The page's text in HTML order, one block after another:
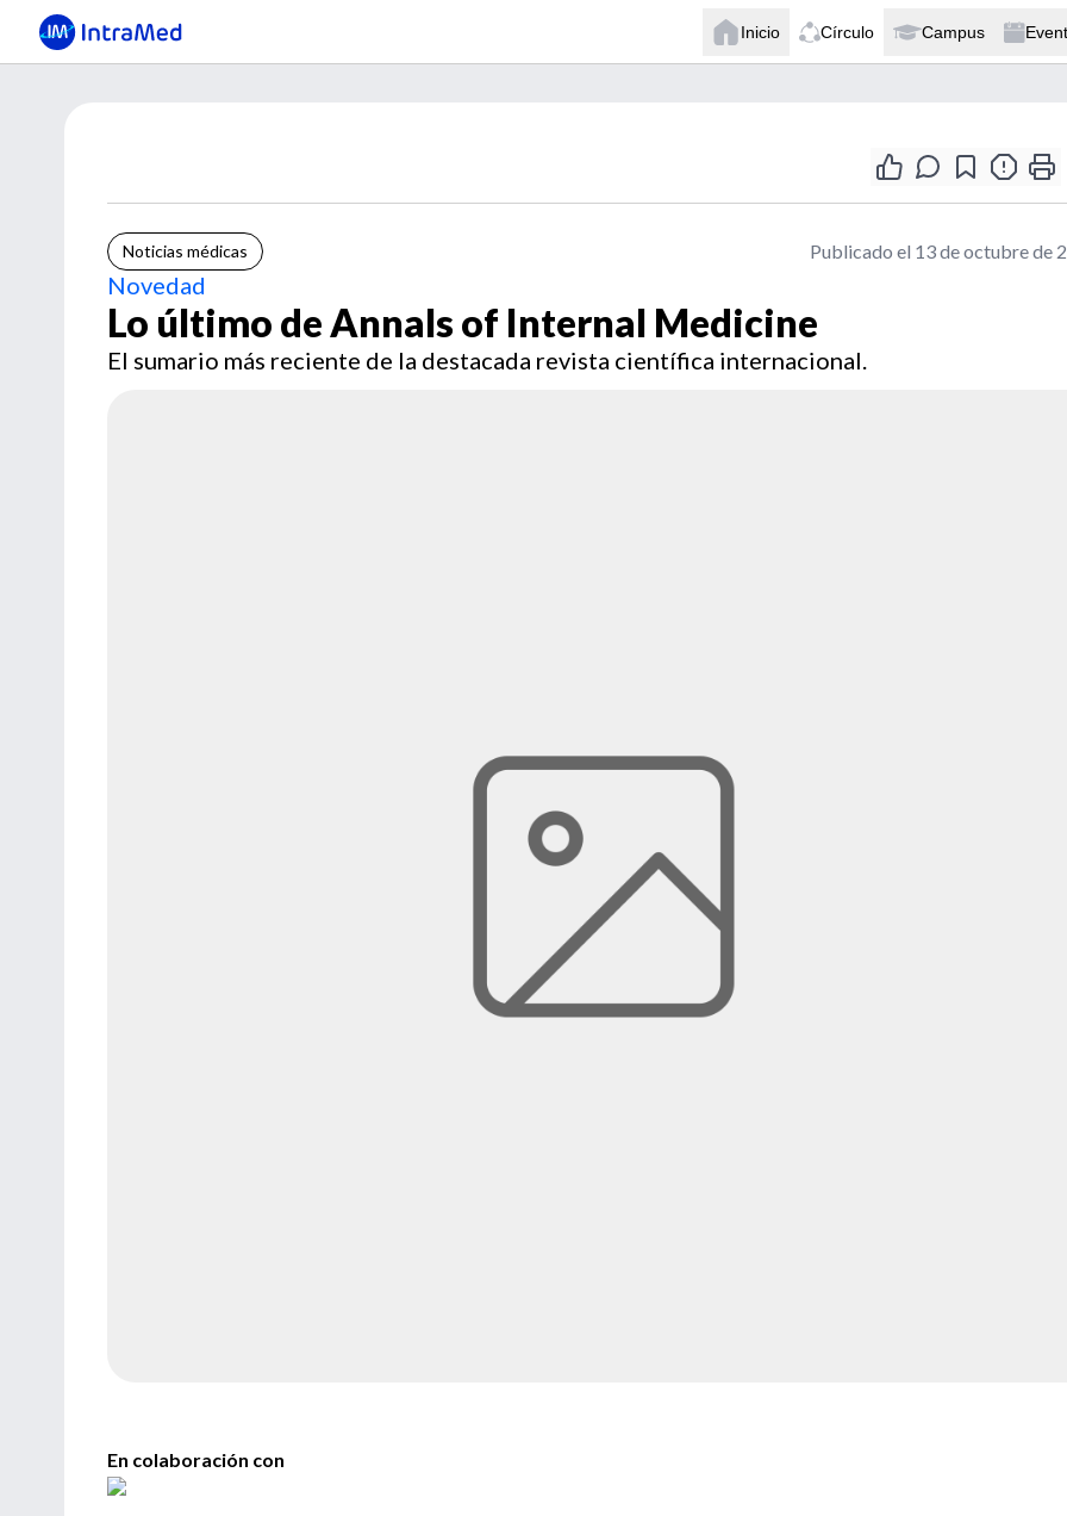
Inicio Círculo Campus
Noticias médicas Publicado el 13 de octubre de
Novedad
Lo último de Annals of Internal Medicine
El sumario más reciente de la destacada revista científica internacional.
En colaboración con